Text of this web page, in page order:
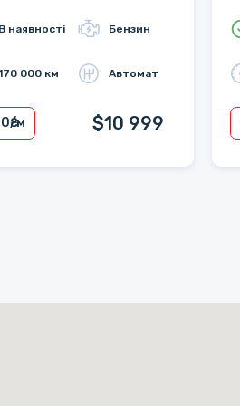
наявності Бензин
000 км Автомат
₴/м $10 999